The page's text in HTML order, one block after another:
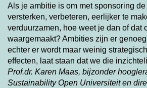
Als je ambitie is om met sponsoring
versterken, verbeteren, eerlijker te
verduurzamen, hoe weet je dan of dat
waargemaakt? Ambities zijn er
echter er wordt maar weinig
effecten, laat staan dat we die
Prof.dr. Karen Maas, bijzonder
Sustainability Open Universiteit en